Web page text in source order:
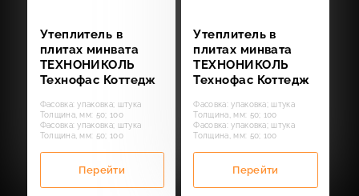
Утеплитель в
плитах минвата
ТЕХНОНИКОЛЬ
Технофас Коттедж
Фасовка: упаковка; штука
Толщина, мм: 50; 100
Фасовка: упаковка; штука
Толщина, мм: 50; 100
Перейти
Утеплитель в
плитах минвата
ТЕХНОНИКОЛЬ
Технофас Коттедж
Фасовка: упаковка; штука
Толщина, мм: 50; 100
Фасовка: упаковка; штука
Толщина, мм: 50; 100
Перейти